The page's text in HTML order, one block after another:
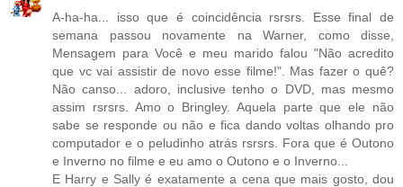
A-ha-ha... isso que é coincidência rsrsrs. Esse final de
semana passou novamente na Warner, como disse,
Mensagem para Você e meu marido falou "Não acredito
que vc vai assistir de novo esse filme!". Mas fazer o quê?
Não canso... adoro, inclusive tenho o DVD, mas mesmo
assim rsrsrs. Amo o Bringley. Aquela parte que ele não
sabe se responde ou não e fica dando voltas olhando pro
computador e o peludinho atrás rsrsrs. Fora que é Outono
e Inverno no filme e eu amo o Outono e o Inverno...
E Harry e Sally é exatamente a cena que mais gosto, dou